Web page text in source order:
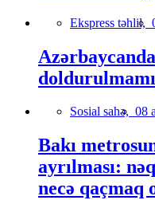
Ekspress təhlil,
Sosial sahə, 08
Bakı
ayrılması:
necə qaçmaq